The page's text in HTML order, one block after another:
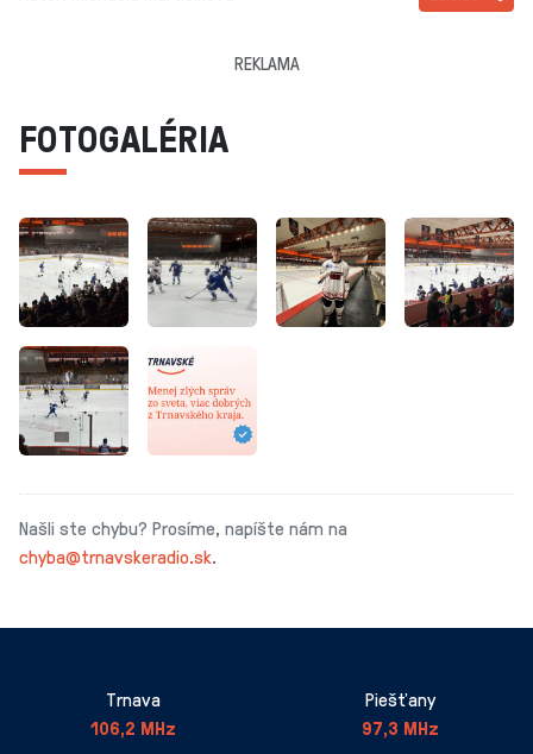
REKLAMA
FOTOGALÉRIA
Našli ste chybu? Prosíme, napíšte nám na
chyba@trnavskeradio.sk.
Trnava
106,2 MHz
Piešťany
97,3 MHz